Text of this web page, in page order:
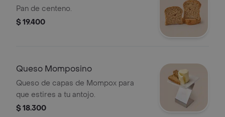
Pan de centeno.
$ 19.400
Queso Momposino
Queso de capas de Mompox para
que estires a tu antojo.
$ 18.300